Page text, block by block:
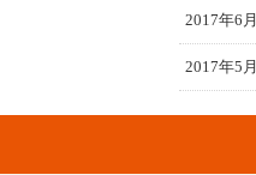
2017年6月
2017年5月